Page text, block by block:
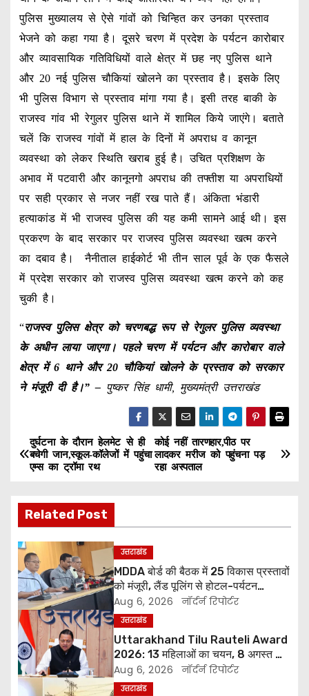
पुलिस मुख्यालय से ऐसे गांवों को चिन्हित कर उनका प्रस्ताव
भेजने को कहा गया है। दूसरे चरण में प्रदेश के पर्यटन कारोबार
और व्यावसायिक गतिविधियों वाले क्षेत्र में छह नए पुलिस थाने
और 20 नई पुलिस चौकियां खोलने का प्रस्ताव है। इसके लिए
भी पुलिस विभाग से प्रस्ताव मांगा गया है। इसी तरह बाकी के
राजस्व गांव भी रेगुलर पुलिस थाने में शामिल किये जाएंगे। बताते
चलें कि राजस्व गांवों में हाल के दिनों में अपराध व कानून
व्यवस्था को लेकर स्थिति खराब हुई है। उचित प्रशिक्षण के
अभाव में पटवारी और कानूनगो अपराध की तफ्तीश या अपराधियों
पर सही प्रकार से नजर नहीं रख पाते हैं। अंकिता भंडारी
हत्याकांड में भी राजस्व पुलिस की यह कमी सामने आई थी। इस
प्रकरण के बाद सरकार पर राजस्व पुलिस व्यवस्था खत्म करने
का दबाव है। नैनीताल हाईकोर्ट भी तीन साल पूर्व के एक फैसले
में प्रदेश सरकार को राजस्व पुलिस व्यवस्था खत्म करने को कह
चुकी है।
“राजस्व पुलिस क्षेत्र को चरणबद्ध रूप से रेगुलर पुलिस व्यवस्था
के अधीन लाया जाएगा। पहले चरण में पर्यटन और कारोबार वाले
क्षेत्र में 6 थाने और 20 चौकियां खोलने के प्रस्ताव को सरकार
ने मंजूरी दी है।” –पुष्कर सिंह धामी, मुख्यमंत्री उत्तराखंड
P
o
s
t
n
a
v
i
g
कोई नहीं तारणहार,पीठ पर
लादकर मरीज को पहुंचना पड़
रहा अस्पताल
दुर्घटना के दौरान हेलमेट से ही
बचेगी जान,स्कूल-कॉलेजों में पहुंचा
एम्स का ट्रॉमा रथ
Related Post
उत्तराखंड
MDDA बोर्ड की बैठक में 25 विकास प्रस्तावों
को मंजूरी, लैंड पूलिंग से होटल-पर्यटन
परियोजनाओं को मिलेगी रफ्तार
Aug 6, 2026 नॉर्दर्न रिपोर्टर
उत्तराखंड
Uttarakhand Tilu Rauteli Award
2026: 13 महिलाओं का चयन, 8 अगस्त को
सीएम धामी करेंगे सम्मानित
Aug 6, 2026 नॉर्दर्न रिपोर्टर
उत्तराखंड